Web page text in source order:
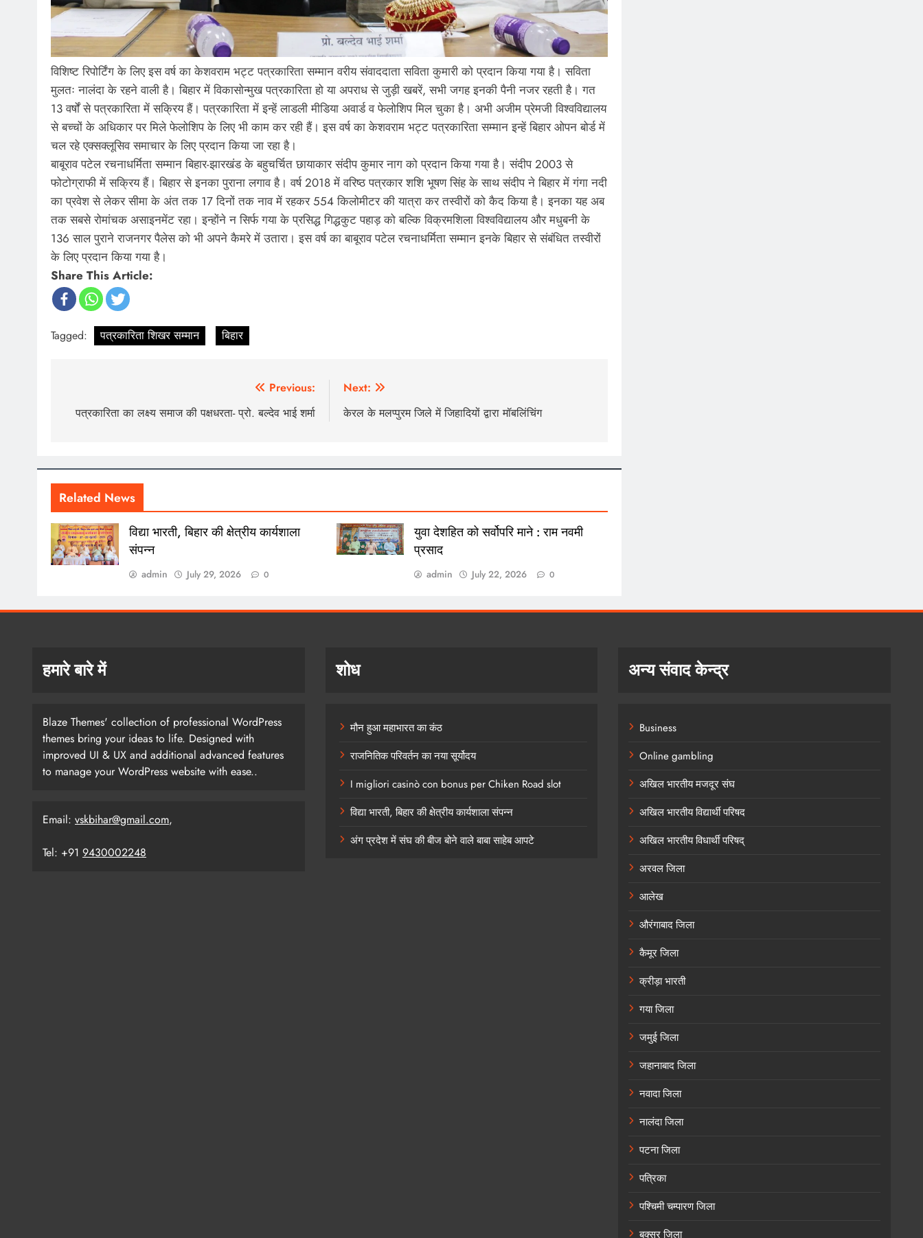
विशिष्ट रिपोर्टिंग के लिए इस वर्ष का केशवराम भट्ट पत्रकारिता सम्मान वरीय संवाददाता सविता कुमारी को प्रदान किया गया है। सविता
मुलतः नालंदा के रहने वाली है। बिहार में विकासोन्मुख पत्रकारिता हो या अपराध से जुड़ी खबरें, सभी जगह इनकी पैनी नजर रहती है। गत
13 वर्षों से पत्रकारिता में सक्रिय हैं। पत्रकारिता में इन्हें लाडली मीडिया अवार्ड व फेलोशिप मिल चुका है। अभी अजीम प्रेमजी विश्वविद्यालय
से बच्चों के अधिकार पर मिले फेलोशिप के लिए भी काम कर रही हैं। इस वर्ष का केशवराम भट्ट पत्रकारिता सम्मान इन्हें बिहार ओपन बोर्ड में
चल रहे एक्सक्लूसिव समाचार के लिए प्रदान किया जा रहा है।
बाबूराव पटेल रचनाधर्मिता सम्मान बिहार-झारखंड के बहुचर्चित छायाकार संदीप कुमार नाग को प्रदान किया गया है। संदीप 2003 से
फोटोग्राफी में सक्रिय हैं। बिहार से इनका पुराना लगाव है। वर्ष 2018 में वरिष्ठ पत्रकार शशि भूषण सिंह के साथ संदीप ने बिहार में गंगा नदी
का प्रवेश से लेकर सीमा के अंत तक 17 दिनों तक नाव में रहकर 554 किलोमीटर की यात्रा कर तस्वीरों को कैद किया है। इनका यह अब
तक सबसे रोमांचक असाइनमेंट रहा। इन्होंने न सिर्फ गया के प्रसिद्ध गिद्धकुट पहाड़ को बल्कि विक्रमशिला विश्वविद्यालय और मधुबनी के
136 साल पुराने राजनगर पैलेस को भी अपने कैमरे में उतारा। इस वर्ष का बाबूराव पटेल रचनाधर्मिता सम्मान इनके बिहार से संबंधित तस्वीरों
के लिए प्रदान किया गया है।
Share This Article:
Tagged: पत्रकारिता शिखर सम्मान बिहार
navigation
Previous:
पत्रकारिता का लक्ष्य समाज की पक्षधरता- प्रो. बल्देव भाई शर्मा
Next:
केरल के मलप्पुरम जिले में जिहादियों द्वारा मॉबलिंचिंग
Related News
विद्या भारती, बिहार की क्षेत्रीय कार्यशाला
संपन्न
admin July 29, 2026 0
युवा देशहित को सर्वोपरि माने : राम नवमी
प्रसाद
admin July 22, 2026 0
हमारे बारे में
Blaze Themes' collection of professional WordPress
themes bring your ideas to life. Designed with
improved UI & UX and additional advanced features
to manage your WordPress website with ease..
Email: vskbihar@gmail.com,
Tel: +91 9430002248
शोध
मौन हुआ महाभारत का कंठ
राजनितिक परिवर्तन का नया सूर्योदय
I migliori casinò con bonus per Chiken Road slot
विद्या भारती, बिहार की क्षेत्रीय कार्यशाला संपन्न
अंग प्रदेश में संघ की बीज बोने वाले बाबा साहेब आपटे
अन्य संवाद केन्द्र
Business
Online gambling
अखिल भारतीय मजदूर संघ
अखिल भारतीय विद्यार्थी परिषद
अखिल भारतीय विधार्थी परिषद्
अरवल जिला
आलेख
औरंगाबाद जिला
कैमूर जिला
क्रीड़ा भारती
गया जिला
जमुई जिला
जहानाबाद जिला
नवादा जिला
नालंदा जिला
पटना जिला
पत्रिका
पश्चिमी चम्पारण जिला
बक्सर जिला